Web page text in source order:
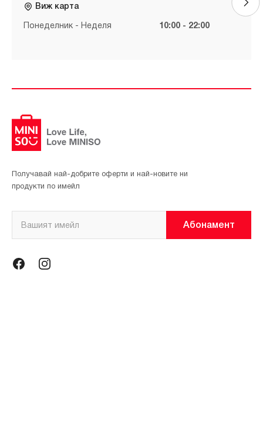
Виж карта
Понеделник - Неделя 10:00 - 22:00
Получавай най-добрите оферти и най-новите ни
продукти по имейл
Абонамент